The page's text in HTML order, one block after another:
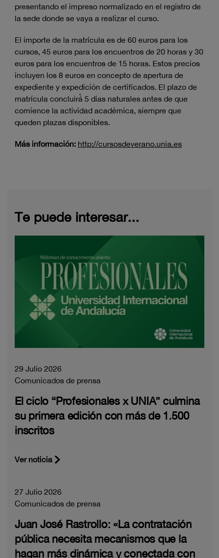
presentando el impreso normalizado en el registro de
la sede donde se vaya a realizar el curso.
El importe de la matrícula es de 60 euros para los
cursos, 45 euros para los encuentros de 20 horas y 30
euros para los encuentros de 15 horas. Estos precios
incluyen los 8 euros en concepto de apertura de
expediente y expedición de certificados. El plazo de
matrícula concluirá́ 5 días naturales antes de que
comience la actividad académica, siempre que
queden plazas disponibles.
Más información: http://cursosdeverano.unia.es
Te puede interesar...
29 Julio 2026
Comunicados de prensa
El ciclo “Profesionales x UNIA” culmina
su primera edición con más de 1.500
inscritos
Ver noticia
27 Julio 2026
Comunicados de prensa
Juan José Rastrollo: «La contratación
pública necesita mecanismos que la
hagan más dinámica y conectada con